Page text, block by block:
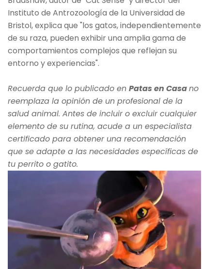
Instituto de Antrozoología de la Universidad de
Bristol, explica que "los gatos, independientemente
de su raza, pueden exhibir una amplia gama de
comportamientos complejos que reflejan su
entorno y experiencias".
Recuerda que lo publicado en Patas en Casano
reemplaza la opinión de un profesional de la
salud animal. Antes de incluir o excluir cualquier
elemento de su rutina, acude a un especialista
certificado para obtener una recomendación
que se adapte a las necesidades específicas de
tu perrito o gatito.